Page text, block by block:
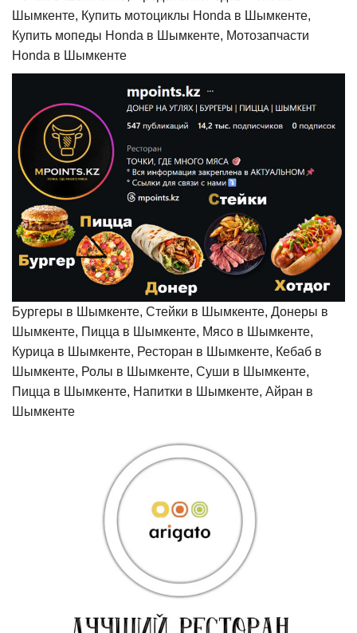
Шымкенте, Купить мотоциклы Honda в Шымкенте,
Купить мопеды Honda в Шымкенте, Мотозапчасти
Honda в Шымкенте
Бургеры в Шымкенте, Стейки в Шымкенте, Донеры в
Шымкенте, Пицца в Шымкенте, Мясо в Шымкенте,
Курица в Шымкенте, Ресторан в Шымкенте, Кебаб в
Шымкенте, Ролы в Шымкенте, Суши в Шымкенте,
Пицца в Шымкенте, Напитки в Шымкенте, Айран в
Шымкенте